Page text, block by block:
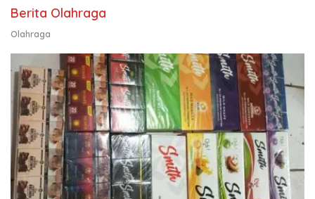
Berita Olahraga
Olahraga